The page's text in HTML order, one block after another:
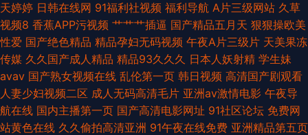
香蕉AV国产 深夜成人三级免费网站 日韩手机午夜专区 日日射网站 日韩精品
久久精品 探花在线播放 丝袜视频 91视频的最新的网址 久久五月天丁香网 亚
洲蜜桃在线不卡 91资源国产在线观看 福利片偷拍二区 久久九九综合 在线观
看黑料av 亚洲另类小说网 成人福利pornww 国产欧美精 伊人97在线 加比勒
天婷婷 日韩在线网 91福利社视频 福利导航 A片三级网站 久草
视频8 香蕉APP污视频 艹艹艹插逼 国产精品五月天 狠狠操欧美
性爱 国产绝色精品 精品孕妇无码视频 午夜A片三级片 天美果冻
传媒 久久国产成人精品 精品93久久久 日本人妖射精 学生妹
avav 国产熟女视频在线 乱伦第一页 韩日视频 高清国产剧观看
人妻少妇视频二区 成人无码高清毛片 亚洲av激情电影 午夜导
航在线 国内主播第一页 国产高清电影网址 91社区论坛 免费网
站黄色在线 久久偷拍高清亚洲 91午夜在线免费 亚洲精品第五页